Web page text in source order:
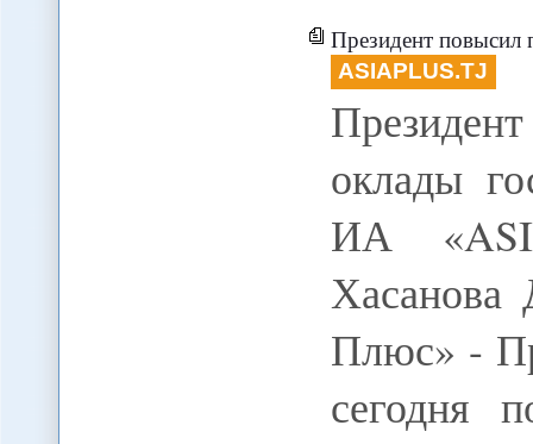
Президент повысил
ASIAPLUS.TJ
оклады
ИА
Хасанова
Плюс» -
сегодня